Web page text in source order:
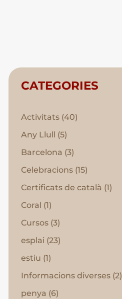
CATEGORIES
Activitats(40)
Any Llull
(5)
Barcelona (3)
Celebracions(15)
Certificats de català (1)
Coral (1)
Cursos(3)
esplai (23)
estiu (1)
Informacions diverses(2)
penya (6)